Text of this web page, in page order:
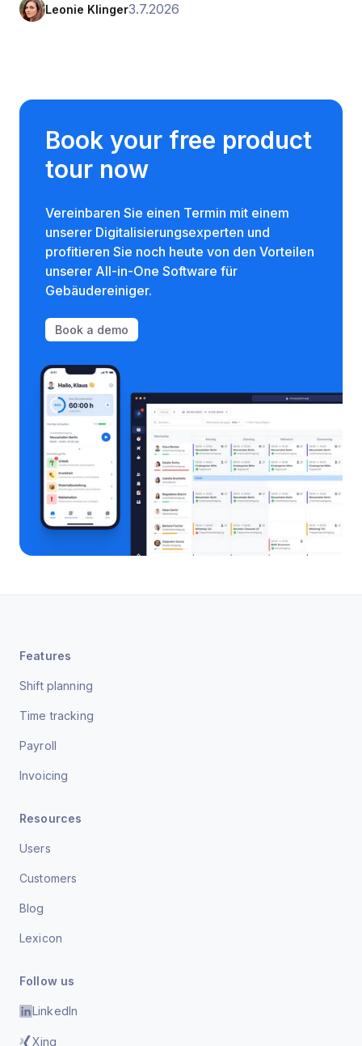
Leonie Klinger3.7.2026
Book your free product
tour now
Vereinbaren Sie einen Termin mit einem
unserer Digitalisierungsexperten und
profitieren Sie noch heute von den Vorteilen
unserer All-in-One Software für
Gebäudereiniger.
Book a demo
Features
Shift planning
Time tracking
Payroll
Invoicing
Resources
Users
Customers
Blog
Lexicon
Follow us
LinkedIn
Xing